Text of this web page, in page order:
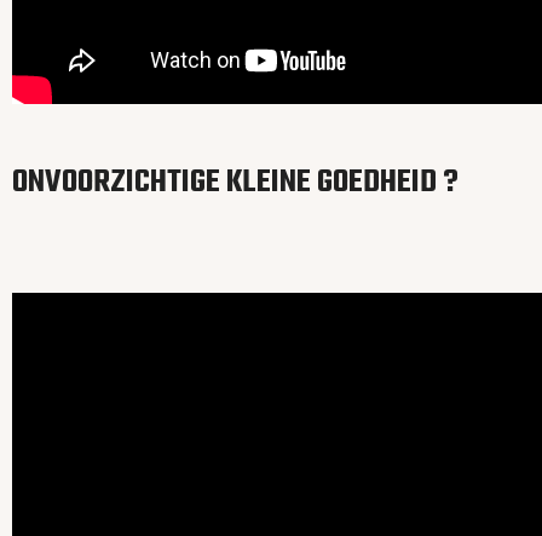
ONVOORZICHTIGE KLEINE GOEDHEID ?